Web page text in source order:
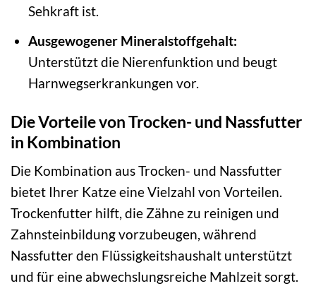
Sehkraft ist.
Ausgewogener Mineralstoffgehalt:
Unterstützt die Nierenfunktion und beugt
Harnwegserkrankungen vor.
Die Vorteile von Trocken- und Nassfutter
in Kombination
Die Kombination aus Trocken- und Nassfutter
bietet Ihrer Katze eine Vielzahl von Vorteilen.
Trockenfutter hilft, die Zähne zu reinigen und
Zahnsteinbildung vorzubeugen, während
Nassfutter den Flüssigkeitshaushalt unterstützt
und für eine abwechslungsreiche Mahlzeit sorgt.